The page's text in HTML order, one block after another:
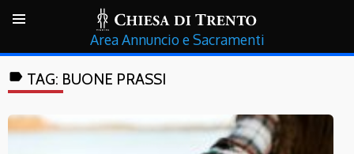
Annuncio e Sacramenti
label TAG: BUONE PRASSI